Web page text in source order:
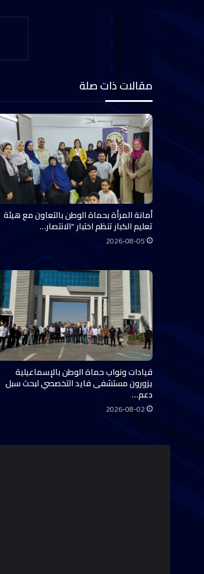
مقالات ذات صلة
أمانة المرأة بحماة الوطن بالتعاون مع هيئة
تعليم الكبار تنظم اختبار “الانتصار…
2026-08-05
قيادات ونواب حماة الوطن بالإسماعيلية
يزورون مستشفى فايد التخصصي لبحث سبل
دعم…
2026-08-02